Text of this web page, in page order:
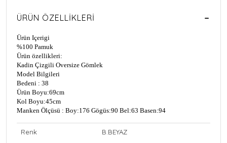
ÜRÜN ÖZELLIKLERI
Ürün Içerigi
%100 Pamuk
Ürün özellikleri:
Kadin Çizgili Oversize Gömlek
Model Bilgileri
Bedeni : 38
Ürün Boyu:69cm
Kol Boyu:45cm
Manken Ölçüsü : Boy:176 Gögüs:90 Bel:63 Basen:94
Renk B.BEYAZ